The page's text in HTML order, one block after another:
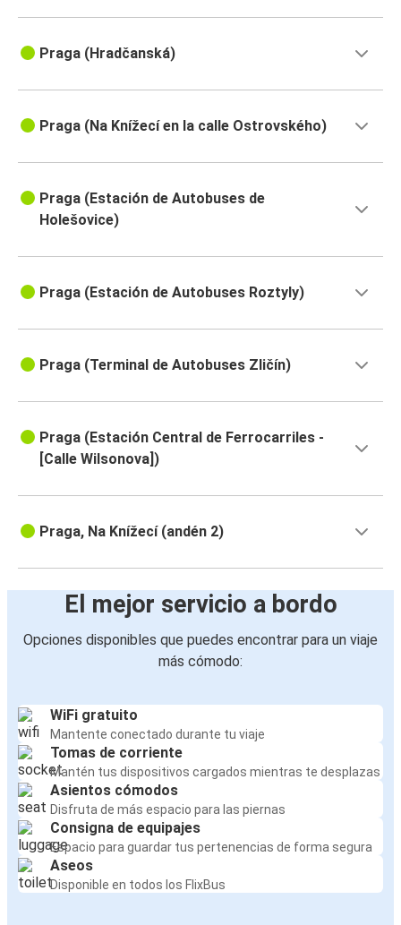
Praga (Hradčanská)
Praga (Na Knížecí en la calle Ostrovského)
Praga (Estación de Autobuses de
Holešovice)
Praga (Estación de Autobuses Roztyly)
Praga (Terminal de Autobuses Zličín)
Praga (Estación Central de Ferrocarriles -
[Calle Wilsonova])
Praga, Na Knížecí (andén 2)
El mejor servicio a bordo
Opciones disponibles que puedes encontrar para un viaje
más cómodo:
WiFi gratuito
Mantente conectado durante tu viaje
Tomas de corriente
Mantén tus dispositivos cargados mientras te desplazas
Asientos cómodos
Disfruta de más espacio para las piernas
Consigna de equipajes
Espacio para guardar tus pertenencias de forma segura
Aseos
Disponible en todos los FlixBus